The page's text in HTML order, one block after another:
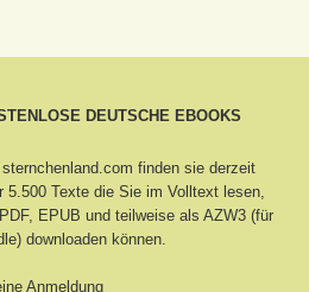
DEUTSCHE EBOOKS
finden sie derzeit
5.500 Texte die Sie im Volltext lesen,
EPUB und teilweise als AZW3 (für
downloaden können.
Anmeldung